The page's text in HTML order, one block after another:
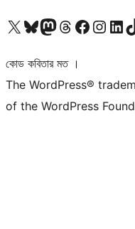
আমাদের X (আগের টুইটার) অ্যাকাউন্টে যানআমাদের Bluesky অ্যাকাউন্টটি দেখুনআমাদের মাস্টোডন অ্যাকাউন্টটি দেখুনআমাদের থ্রেডস অ্যাকাউন্টটি দেখুনআমাদের ফেসবুক পেজ দেখুনআমাদের ইন্সটাগ্রাম অ্যাকাউন্ট দেখুনআমাদের লিঙ্কডইন অ্যাকাউন্টে যান
কোড কবিতার মত ।
The WordPress®
of the WordPress